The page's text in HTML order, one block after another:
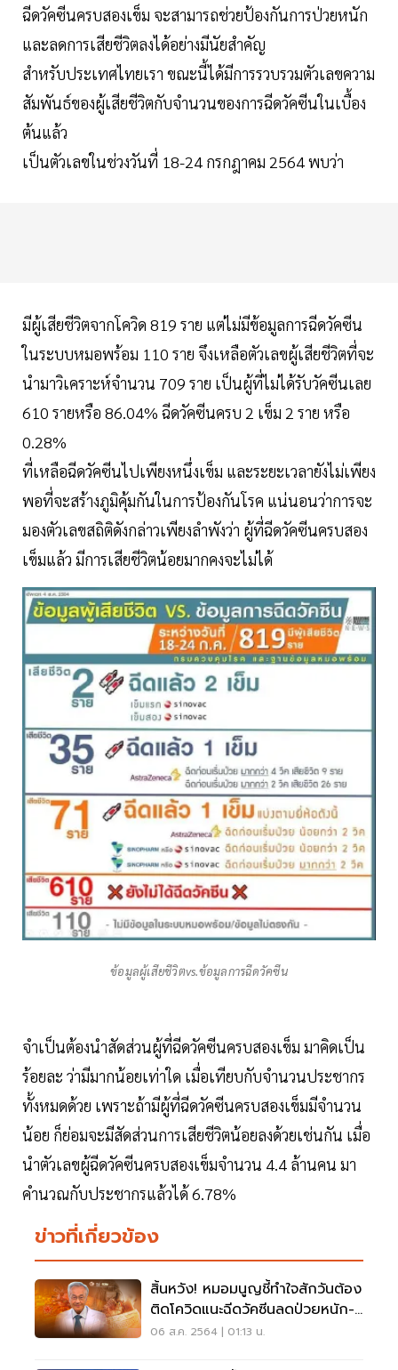
ฉีดวัคซีนครบสองเข็ม จะสามารถช่วยป้องกันการป่วยหนัก
และลดการเสียชีวิตลงได้อย่างมีนัยสำคัญ
สำหรับประเทศไทยเรา ขณะนี้ได้มีการรวบรวมตัวเลขความ
สัมพันธ์ของผู้เสียชีวิตกับจำนวนของการฉีดวัคซีนในเบื้อง
ต้นแล้ว
เป็นตัวเลขในช่วงวันที่ 18-24 กรกฎาคม 2564 พบว่า
มีผู้เสียชีวิตจากโควิด 819 ราย แต่ไม่มีข้อมูลการฉีดวัคซีน
ในระบบหมอพร้อม 110 ราย จึงเหลือตัวเลขผู้เสียชีวิตที่จะ
นำมาวิเคราะห์จำนวน 709 ราย เป็นผู้ที่ไม่ได้รับวัคซีนเลย
610 รายหรือ 86.04% ฉีดวัคซีนครบ 2 เข็ม 2 ราย หรือ
0.28%
ที่เหลือฉีดวัคซีนไปเพียงหนึ่งเข็ม และระยะเวลายังไม่เพียง
พอที่จะสร้างภูมิคุ้มกันในการป้องกันโรค แน่นอนว่าการจะ
มองตัวเลขสถิติดังกล่าวเพียงลำพังว่า ผู้ที่ฉีดวัคซีนครบสอง
เข็มแล้ว มีการเสียชีวิตน้อยมากคงจะไม่ได้
ข้อมูลผู้เสียชีวิตvs.ข้อมูลการฉีดวัคซีน
จำเป็นต้องนำสัดส่วนผู้ที่ฉีดวัคซีนครบสองเข็ม มาคิดเป็น
ร้อยละ ว่ามีมากน้อยเท่าใด เมื่อเทียบกับจำนวนประชากร
ทั้งหมดด้วย เพราะถ้ามีผู้ที่ฉีดวัคซีนครบสองเข็มมีจำนวน
น้อย ก็ย่อมจะมีสัดส่วนการเสียชีวิตน้อยลงด้วยเช่นกัน เมื่อ
นำตัวเลขผู้ฉีดวัคซีนครบสองเข็มจำนวน 4.4 ล้านคน มา
คำนวณกับประชากรแล้วได้ 6.78%
ข่าวที่เกี่ยวข้อง
สิ้นหวัง! หมอมนูญชี้ทำใจสักวันต้อง
ติดโควิดแนะฉีดวัคซีนลดป่วยหนัก-
ตาย
06 ส.ค. 2564 | 01:13 น.